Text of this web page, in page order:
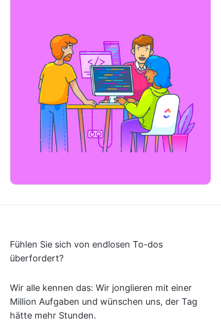
Fühlen Sie sich von endlosen To-dos
überfordert?
Wir alle kennen das: Wir jonglieren mit einer
Million Aufgaben und wünschen uns, der Tag
hätte mehr Stunden.